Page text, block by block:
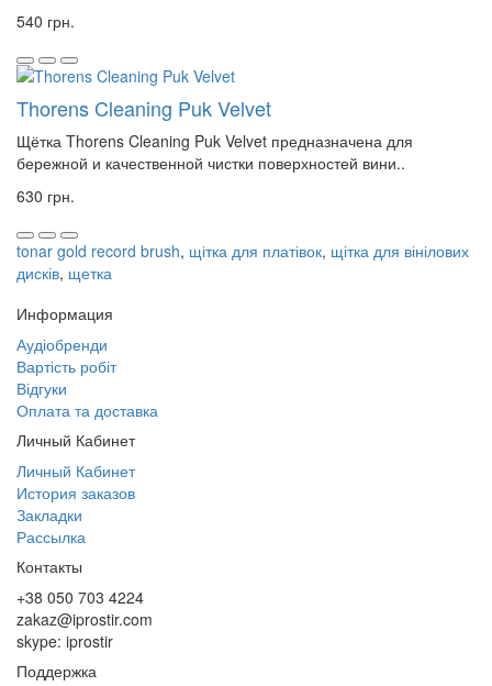
540 грн.
Thorens Cleaning Puk Velvet
Щётка Thorens Cleaning Puk Velvet предназначена для
бережной и качественной чистки поверхностей вини..
630 грн.
tonar gold record brush, щітка для платівок, щітка для вінілових
дисків, щетка
Информация
Аудіобренди
Вартість робіт
Відгуки
Оплата та доставка
Личный Кабинет
Личный Кабинет
История заказов
Закладки
Рассылка
Контакты
+38 050 703 4224
zakaz@iprostir.com
skype: iprostir
Поддержка